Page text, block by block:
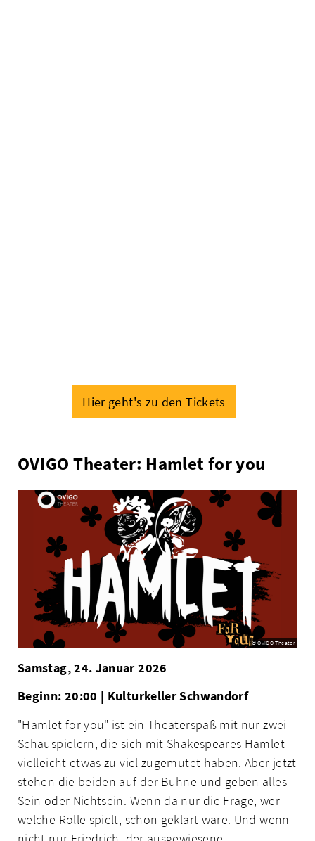
Hier geht's zu den Tickets
OVIGO Theater: Hamlet for you
© OVIGO Theater
Samstag, 24. Januar 2026
Beginn: 20:00 | Kulturkeller Schwandorf
"Hamlet for you" ist ein Theaterspaß mit nur zwei
Schauspielern, die sich mit Shakespeares Hamlet
vielleicht etwas zu viel zugemutet haben. Aber jetzt
stehen die beiden auf der Bühne und geben alles –
Sein oder Nichtsein. Wenn da nur die Frage, wer
welche Rolle spielt, schon geklärt wäre. Und wenn